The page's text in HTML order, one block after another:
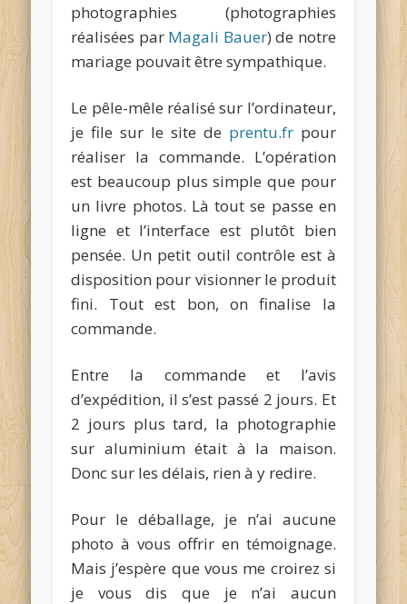
photographies (photographies
réalisées par Magali Bauer) de notre
mariage pouvait être sympathique.
Le pêle-mêle réalisé sur l’ordinateur,
je file sur le site de prentu.frpour
réaliser la commande. L’opération
est beaucoup plus simple que pour
un livre photos. Là tout se passe en
ligne et l’interface est plutôt bien
pensée. Un petit outil contrôle est à
disposition pour visionner le produit
fini. Tout est bon, on finalise la
commande.
Entre la commande et l’avis
d’expédition, il s’est passé 2 jours. Et
2 jours plus tard, la photographie
sur aluminium était à la maison.
Donc sur les délais, rien à y redire.
Pour le déballage, je n’ai aucune
photo à vous offrir en témoignage.
Mais j’espère que vous me croirez si
je vous dis que je n’ai aucun